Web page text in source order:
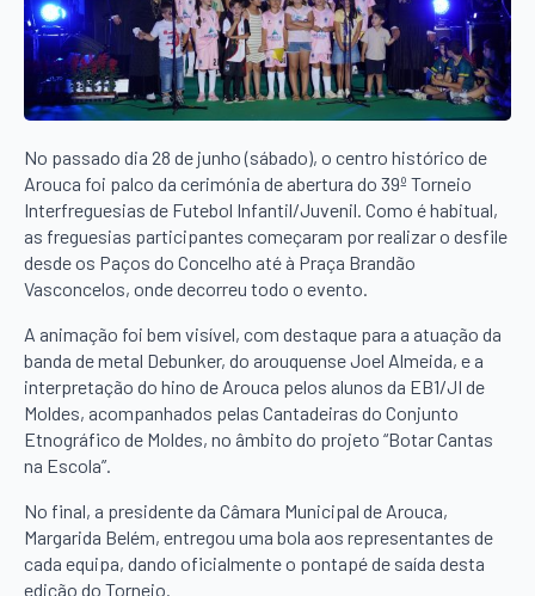
No passado dia 28 de junho (sábado), o centro histórico de
Arouca foi palco da cerimónia de abertura do 39º Torneio
Interfreguesias de Futebol Infantil/Juvenil. Como é habitual,
as freguesias participantes começaram por realizar o desfile
desde os Paços do Concelho até à Praça Brandão
Vasconcelos, onde decorreu todo o evento.
A animação foi bem visível, com destaque para a atuação da
banda de metal Debunker, do arouquense Joel Almeida, e a
interpretação do hino de Arouca pelos alunos da EB1/JI de
Moldes, acompanhados pelas Cantadeiras do Conjunto
Etnográfico de Moldes, no âmbito do projeto “Botar Cantas
na Escola”.
No final, a presidente da Câmara Municipal de Arouca,
Margarida Belém, entregou uma bola aos representantes de
cada equipa, dando oficialmente o pontapé de saída desta
edição do Torneio.